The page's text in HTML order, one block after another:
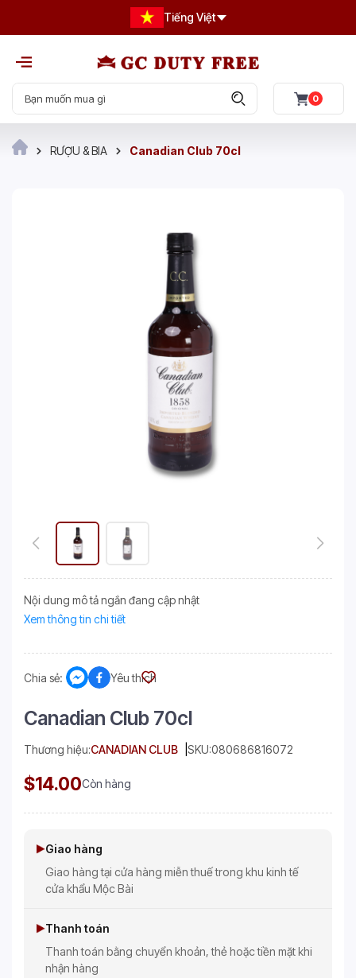
Tiếng Việt
0
RƯỢU & BIA Canadian Club 70cl
Nội dung mô tả ngắn đang cập nhật
Xem thông tin chi tiết
Chia sẻ: Yêu thích
Canadian Club 70cl
Thương hiệu:CANADIAN CLUB SKU:080686816072
$14.00Còn hàng
Giao hàng
Giao hàng tại cửa hàng miễn thuế trong khu kinh tế
cửa khẩu Mộc Bài
Thanh toán
Thanh toán bằng chuyển khoản, thẻ hoặc tiền mặt khi
nhận hàng